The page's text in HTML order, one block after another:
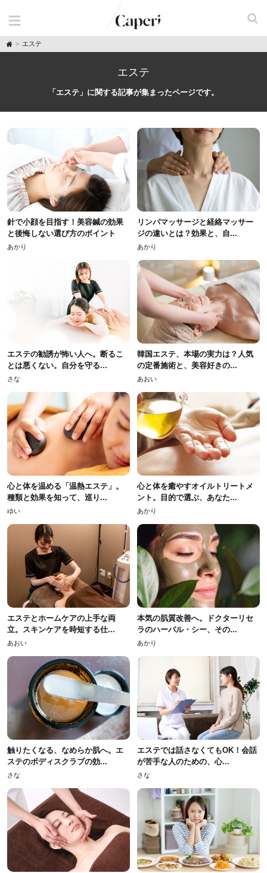
H
o
エステ
エステ
「エステ」に関する記事が集まったページです。
針で小顔を目指す！美容鍼の効果
と後悔しない選び方のポイント
あかり
リンパマッサージと経絡マッサー
ジの違いとは？効果と、自...
あかり
エステの勧誘が怖い人へ。断るこ
とは悪くない。自分を守る...
さな
韓国エステ、本場の実力は？人気
の定番施術と、美容好きの...
あおい
心と体を温める「温熱エステ」。
種類と効果を知って、巡り...
ゆい
心と体を癒やすオイルトリートメ
ント。目的で選ぶ、あなた...
あかり
エステとホームケアの上手な両
立。スキンケアを時短する仕...
あおい
本気の肌質改善へ。ドクターリセ
ラのハーバル・シー、その...
あかり
触りたくなる、なめらか肌へ。エ
ステのボディスクラブの効...
さな
エステでは話さなくてもOK！会話
が苦手な人のための、心...
さな